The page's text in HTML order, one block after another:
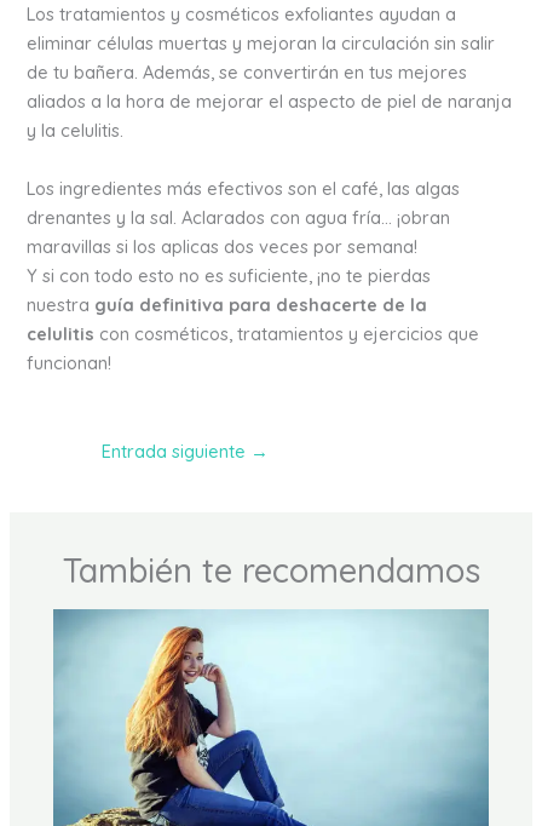
Los tratamientos y cosméticos exfoliantes ayudan a
eliminar células muertas y mejoran la circulación sin salir
de tu bañera. Además, se convertirán en tus mejores
aliados a la hora de mejorar el aspecto de piel de naranja
y la celulitis.
Los ingredientes más efectivos son el café, las algas
drenantes y la sal. Aclarados con agua fría… ¡obran
maravillas si los aplicas dos veces por semana!
Y si con todo esto no es suficiente, ¡no te pierdas
nuestra guía definitiva para deshacerte de la
celulitis con cosméticos, tratamientos y ejercicios que
funcionan!
Entrada siguiente →
También te recomendamos